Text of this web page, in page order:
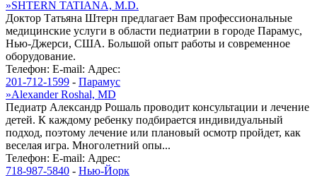
»SHTERN TATIANA, M.D.
Доктор Татьяна Штерн предлагает Вам профессиональные
медицинские услуги в области педиатрии в городе Парамус,
Нью-Джерси, США. Большой опыт работы и современное
оборудование.
Телефон: E-mail: Адрес:
201-712-1599 - Парамус
»Alexander Roshal, MD
Педиатр Александр Рошаль проводит консультации и лечение
детей. К каждому ребенку подбирается индивидуальный
подход, поэтому лечение или плановый осмотр пройдет, как
веселая игра. Многолетний опы...
Телефон: E-mail: Адрес:
718-987-5840 - Нью-Йорк